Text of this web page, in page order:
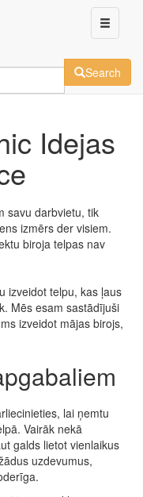
Search
Idejas
savu darbvietu, tik
izmērs der visiem.
biroja telpas nav
izveidot telpu, kas ļaus
Mēs esam sastādījuši
izveidot mājas birojs,
lai ņemtu
Vairāk nekā
galds lietot vienlaikus
uzdevumus,